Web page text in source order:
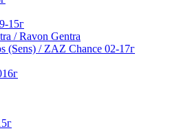
15г
/ Ravon Gentra
(Sens) / ZAZ Chance 02-17г